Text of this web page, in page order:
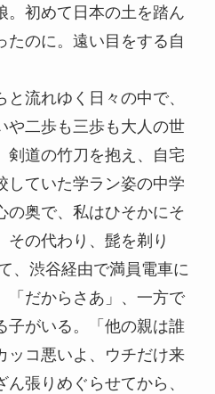
。初めて日本の土を踏ん
たのに。遠い目をする自
流れゆく日々の中で、
や二歩も三歩も大人の世
剣道の竹刀を抱え、自宅
していた学ラン姿の中学
の奥で、私はひそかにそ
その代わり、髭を剃り
、渋谷経由で満員電車に
「だからさあ」、一方で
子がいる。「他の親は誰
ッコ悪いよ、ウチだけ来
張りめぐらせてから、